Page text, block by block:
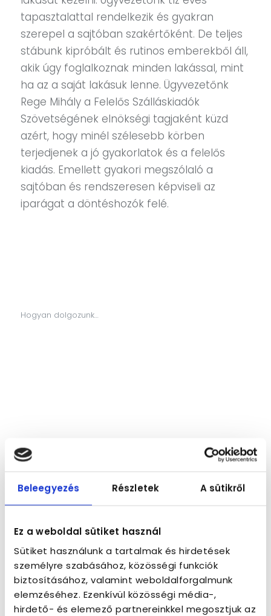
Beleegyezés Részletek A sütikről
Ez a weboldal sütiket használ
Sütiket használunk a tartalmak és hirdetések
személyre szabásához, közösségi funkciók
biztosításához, valamint weboldalforgalmunk
elemzéséhez. Ezenkívül közösségi média-,
hirdető- és elemező partnereinkkel megosztjuk az
tapasztalattal rendelkezik és gyakran
szerepel a sajtóban szakértőként. De teljes
stábunk kipróbált és rutinos emberekből áll,
akik úgy foglalkoznak minden lakással, mint
ha az a saját lakásuk lenne. Ügyvezetőnk
Rege Mihály a Felelős Szálláskiadók
Szövetségének elnökségi tagjaként küzd
azért, hogy minél szélesebb körben
terjedjenek a jó gyakorlatok és a felelős
kiadás. Emellett gyakori megszólaló a
sajtóban és rendszeresen képviseli az
iparágat a döntéshozók felé.
Hogyan dolgozunk…